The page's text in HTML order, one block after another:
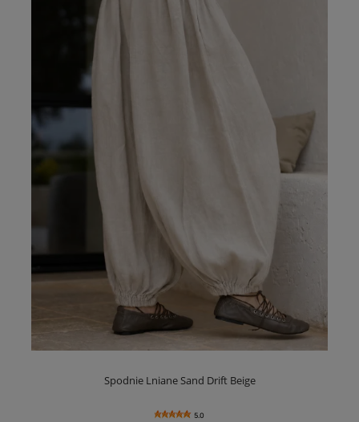
Spodnie Lniane Sand Drift Beige
5.0